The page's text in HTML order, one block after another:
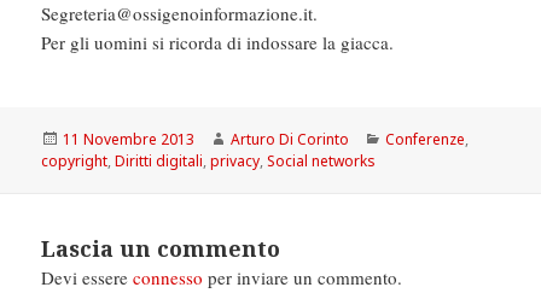
Segreteria@ossigenoinformazione.it.
Per gli uomini si ricorda di indossare la giacca.
Scritto
il
11 Novembre 2013 Autore
Arturo Di Corinto Categorie
Conferenze,
copyright,Diritti digitali,privacy,Social networks
Lascia un commento
Devi essereconnesso per inviare un commento.